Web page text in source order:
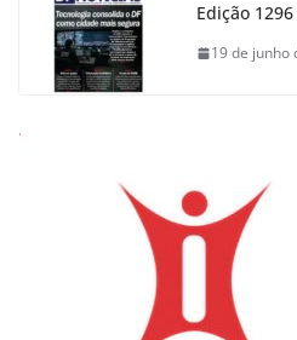
Edição 1296
19 de junho